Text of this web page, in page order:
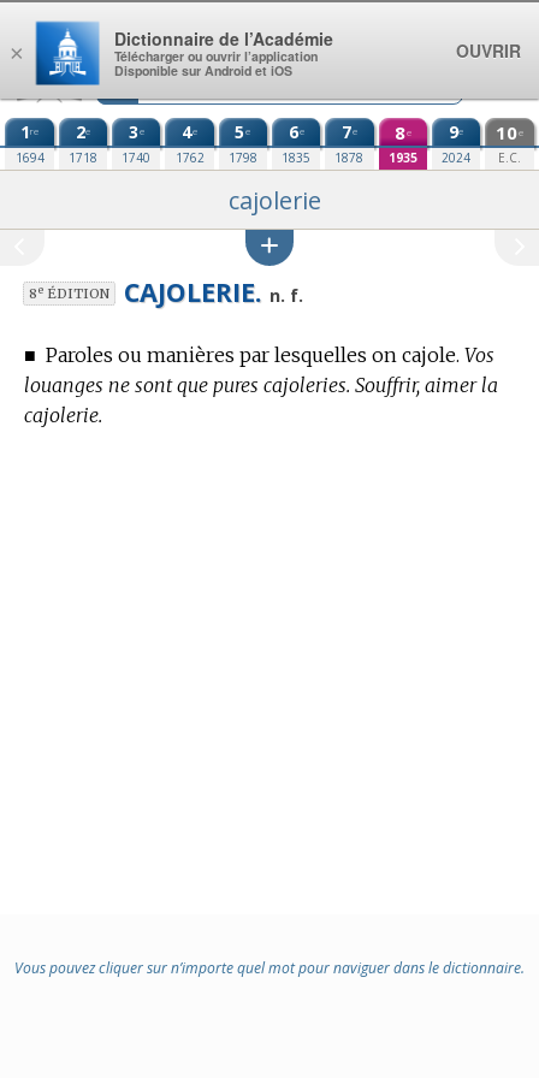
Aller au contenu
1re
1694
2e
1718
3e
1740
4e
1762
5e
1798
6e
1835
7e
1878
8e
1935
9e
2024
10e
E.C.
cajolerie
8eÉDITION CAJOLERIE. n. f.
■ Paroles ou manières par lesquelles on cajole. Vos
louanges ne sont que pures cajoleries. Souffrir, aimer la
cajolerie.
Vous pouvez cliquer sur n’importe quel mot pour naviguer dans le dictionnaire.
×
Dictionnaire de l’Académie
Télécharger ou ouvrir l’application
Disponible sur Android et iOS
OUVRIR